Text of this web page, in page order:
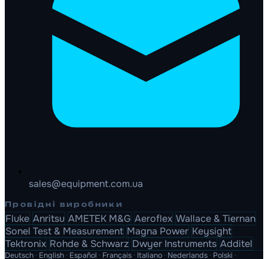
sales@equipment.com.ua
Провідні виробники
Fluke Anritsu AMETEK M&G Aeroflex Wallace & Tiernan
Sonel Test & Measurement Magna Power Keysight
Tektronix Rohde & Schwarz Dwyer Instruments Additel
Deutsch · English · Español · Français · Italiano · Nederlands · Polski ·